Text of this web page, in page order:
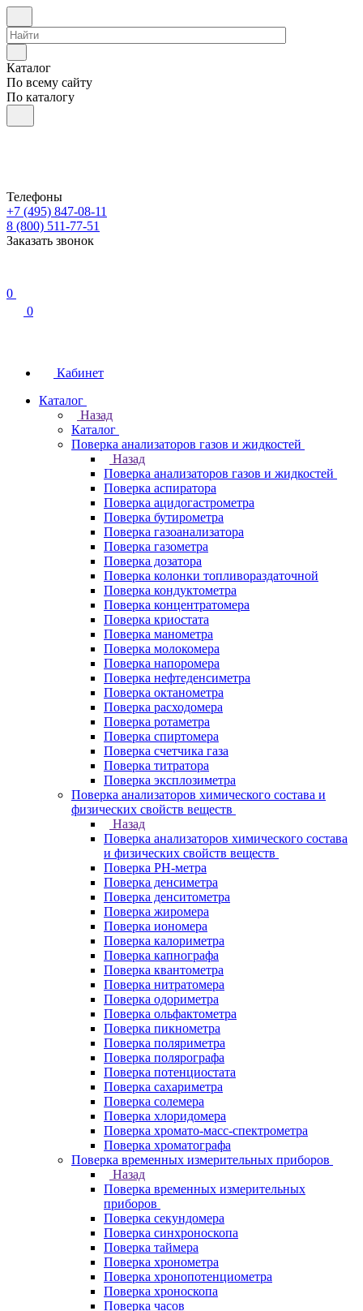
Каталог
По всему сайту
По каталогу
Телефоны
+7 (495) 847-08-11
8 (800) 511-77-51
Заказать звонок
0
0
Кабинет
Каталог
Назад
Каталог
Поверка анализаторов газов и жидкостей
Назад
Поверка анализаторов газов и жидкостей
Поверка аспиратора
Поверка ацидогастрометра
Поверка бутирометра
Поверка газоанализатора
Поверка газометра
Поверка дозатора
Поверка колонки топливораздаточной
Поверка кондуктометра
Поверка концентратомера
Поверка криостата
Поверка манометра
Поверка молокомера
Поверка напоромера
Поверка нефтеденсиметра
Поверка октанометра
Поверка расходомера
Поверка ротаметра
Поверка спиртомера
Поверка счетчика газа
Поверка титратора
Поверка эксплозиметра
Поверка анализаторов химического состава и
физических свойств веществ
Назад
Поверка анализаторов химического состава
и физических свойств веществ
Поверка PH-метра
Поверка денсиметра
Поверка денситометра
Поверка жиромера
Поверка иономера
Поверка калориметра
Поверка капнографа
Поверка квантометра
Поверка нитратомера
Поверка одориметра
Поверка ольфактометра
Поверка пикнометра
Поверка поляриметра
Поверка полярографа
Поверка потенциостата
Поверка сахариметра
Поверка солемера
Поверка хлоридомера
Поверка хромато-масс-спектрометра
Поверка хроматографа
Поверка временных измерительных приборов
Назад
Поверка временных измерительных
приборов
Поверка секундомера
Поверка синхроноскопа
Поверка таймера
Поверка хронометра
Поверка хронопотенциометра
Поверка хроноскопа
Поверка часов